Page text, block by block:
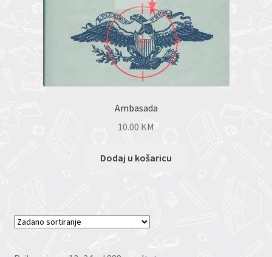
Ambasada
10.00 KM
Dodaj u košaricu